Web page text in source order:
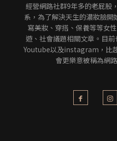
經營網路社群9年多的老屁股
系，為了解決天生的濃妝臉
寫美妝、穿搭、保養等等女
遊、社會議題相關文章。目
Youtube以及instagram，比
會更樂意被稱為網